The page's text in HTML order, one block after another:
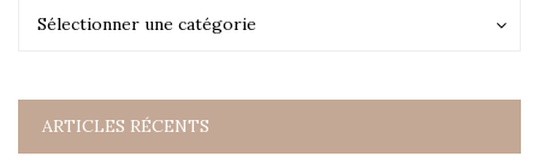
Sélectionner une catégorie
Catégories
ARTICLES RÉCENTS